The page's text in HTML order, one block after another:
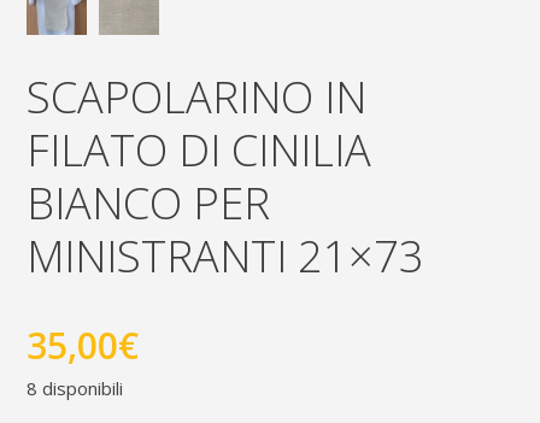
SCAPOLARINO IN
FILATO DI CINILIA
BIANCO PER
MINISTRANTI 21×73
35,00€
8 disponibili